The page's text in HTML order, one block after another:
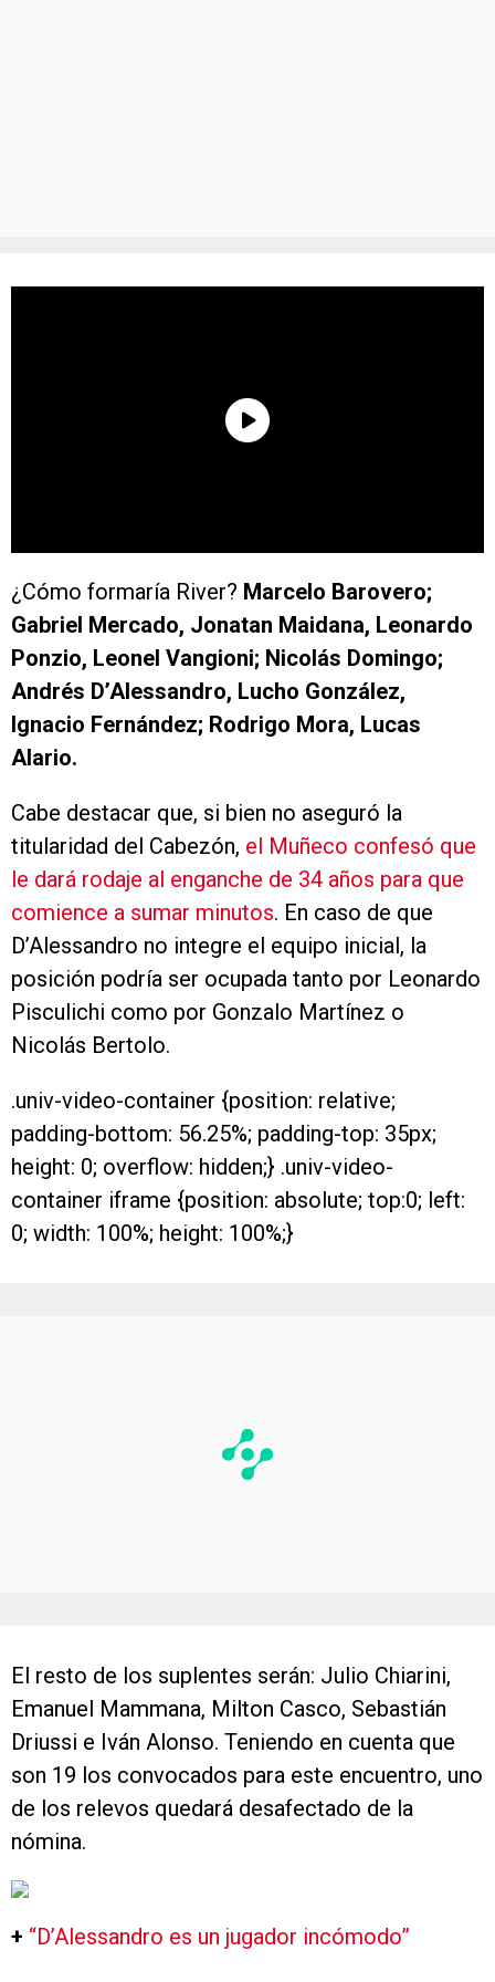
¿Cómo formaría River? Marcelo Barovero;
Gabriel Mercado, Jonatan Maidana, Leonardo
Ponzio, Leonel Vangioni; Nicolás Domingo;
Andrés D’Alessandro, Lucho González,
Ignacio Fernández; Rodrigo Mora, Lucas
Alario.
Cabe destacar que, si bien no aseguró la
titularidad del Cabezón, el Muñeco confesó que
le dará rodaje al enganche de 34 años para que
comience a sumar minutos. En caso de que
D’Alessandro no integre el equipo inicial, la
posición podría ser ocupada tanto por Leonardo
Pisculichi como por Gonzalo Martínez o
Nicolás Bertolo.
.univ-video-container {position: relative;
padding-bottom: 56.25%; padding-top: 35px;
height: 0; overflow: hidden;} .univ-video-
container iframe {position: absolute; top:0; left:
0; width: 100%; height: 100%;}
El resto de los suplentes serán: Julio Chiarini,
Emanuel Mammana, Milton Casco, Sebastián
Driussi e Iván Alonso. Teniendo en cuenta que
son 19 los convocados para este encuentro, uno
de los relevos quedará desafectado de la
nómina.
+ “D’Alessandro es un jugador incómodo”